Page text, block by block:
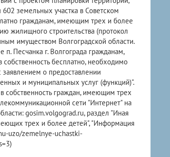
земельных участка в Советском
гражданам, имеющим трех и более
жилищного строительства (протокол
имуществом Волгоградской области.
Песчанка г. Волгограда гражданам,
бесплатно, необходимо
о предоставлении
и муниципальных услуг (функций)".
собственность граждан, имеющим трех
сети "Интернет" на
gosim.volgograd.ru, раздел "Иная
трех и более детей", "Информация
uzo/zemelnye-uchastki-